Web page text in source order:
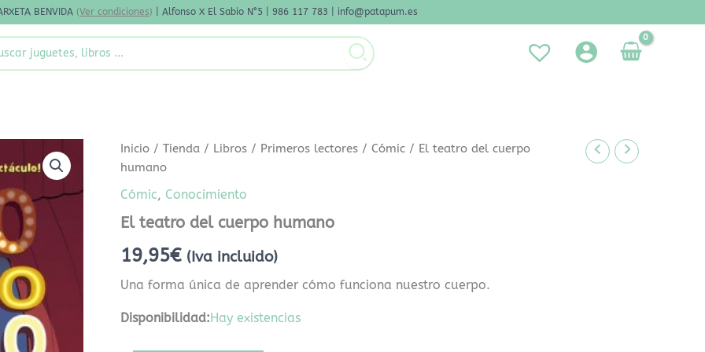
BENVIDA (Ver condiciones) | Alfonso X El Sabio N°5 | 986 117 783 | info@patapum.es
Inicio /Tienda / Libros / Primeros lectores /Cómic / El teatro del cuerpo
humano
Cómic, Conocimiento
El teatro del cuerpo humano
19,95€ (Iva incluido)
Una forma única de aprender cómo funciona nuestro cuerpo.
Disponibilidad:Hay existencias
El
teatro
cuerpo
cantidad